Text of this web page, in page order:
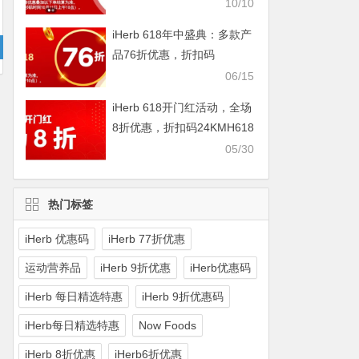
10/10
iHerb 618年中盛典：多款产
品76折优惠，折扣码
06/15
iHerb 618开门红活动，全场
8折优惠，折扣码24KMH618
05/30
热门标签
iHerb 优惠码 iHerb 77折优惠
运动营养品 iHerb 9折优惠 iHerb优惠码
iHerb 每日精选特惠 iHerb 9折优惠码
iHerb每日精选特惠 Now Foods
iHerb 8折优惠 iHerb6折优惠